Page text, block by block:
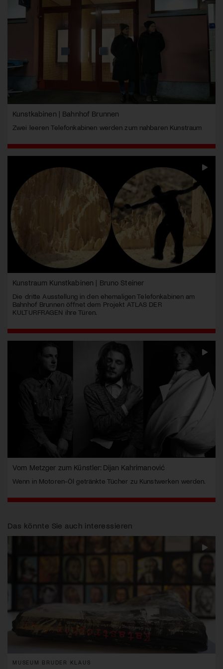
Kunstkabinen | Bahnhof Brunnen
Zwei leeren Telefonkabinen werden zum nahbaren Kunstraum
Kunstraum Kunstkabinen | Bruno Steiner
Die dritte Ausstellung in den ehemaligen Telefonkabinen am
Bahnhof Brunnen öffnet dem Projekt ATLAS DER
KULTURFRAGEN ihre Türen.
Vom Metzger zum Künstler: Dijan Kahrimanović
Wenn in Motoren-Öl getränkte Tücher zu Kunstwerken werden.
Das könnte Sie auch interessieren
MUSEUM BRUDER KLAUS